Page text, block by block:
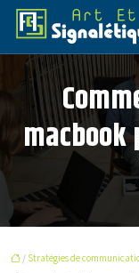
/Stratégies de